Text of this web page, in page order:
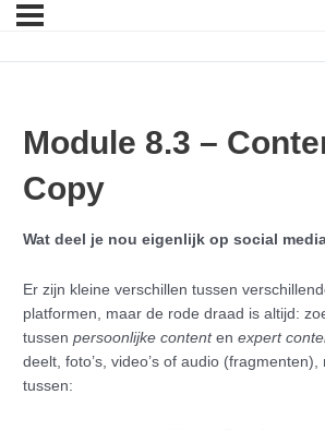
Module 8.3 –
Copy
Wat deel je nou eigenlijk op social
Er zijn kleine verschillen tussen
platformen, maar de rode draad is altijd:
tussen persoonlijke contenten expert
deelt, foto’s, video’s of audio
tussen: